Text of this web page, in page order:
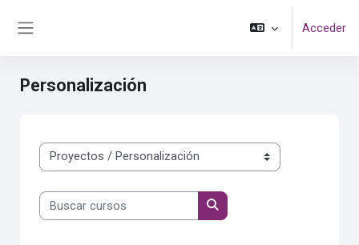
Acceder
Personalización
Categorías
Buscar cursos
Buscar cursos